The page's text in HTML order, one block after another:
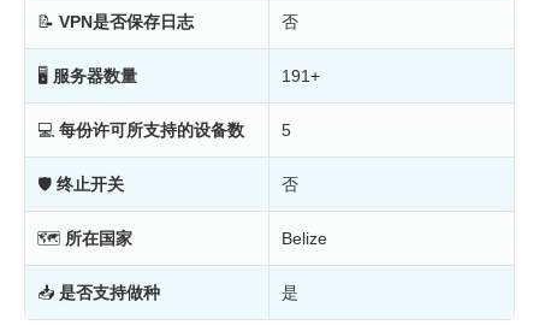
📝 VPN是否保存日志 否
🖥 服务器数量 191+
💻 每份许可所支持的设备数 5
🛡 终止开关 否
🗺 所在国家 Belize
📥 是否支持做种 是